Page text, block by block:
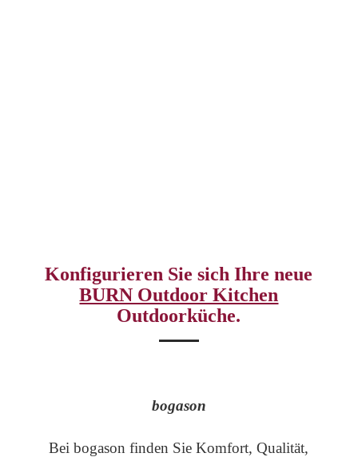
Konfigurieren Sie sich Ihre neue
BURN Outdoor Kitchen
Outdoorküche.
bogason
Bei bogason finden Sie Komfort, Qualität,